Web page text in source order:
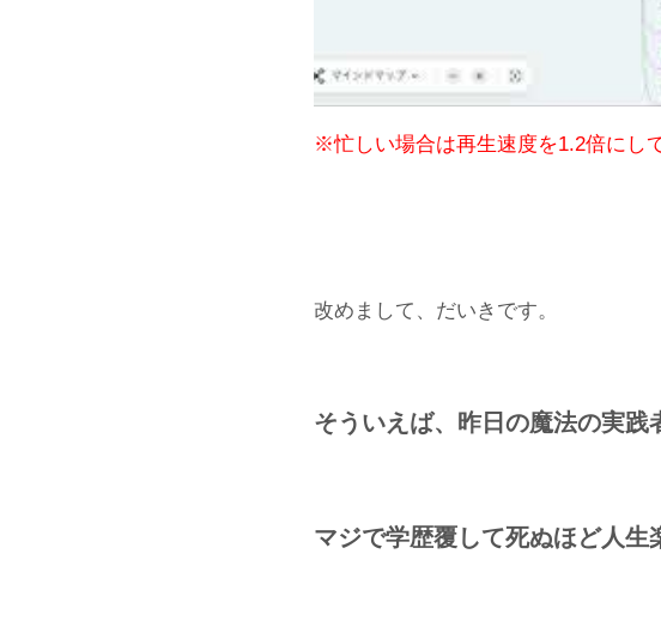
※忙しい場合は再生速度を1.2倍にし
改めまして、だいきです。
そういえば、昨日の魔法の実践
マジで学歴覆して死ぬほど人生